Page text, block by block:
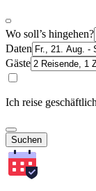
Wo soll’s hingehen?
Daten
Gäste
Ich reise geschäftlich
Suchen